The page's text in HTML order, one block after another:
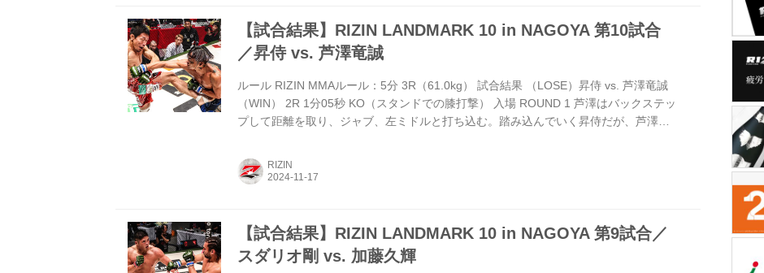
【試合結果】RIZIN LANDMARK 10 in NAGOYA 第10試合
／昇侍 vs. 芦澤竜誠
ルール RIZIN MMAルール：5分 3R（61.0kg） 試合結果 （LOSE）昇侍 vs. 芦澤竜誠
（WIN） 2R 1分05秒 KO（スタンドでの膝打撃） 入場 ROUND 1 芦澤はバックステッ
プして距離を取り、ジャブ、左ミドルと打ち込む。踏み込んでいく昇侍だが、芦澤は
ジャブをかいくぐって芦澤に向かい、左フックを振るう侍。タックルで倒すも、芦澤
はケージ際に下がって立ち上がる。 ROUND 2 芦澤は前に出て右ストレート、右ヒザ
RIZIN
【試合結果】RIZIN LANDMARK 10 in NAGOYA 第9試合／
スダリオ剛 vs. 加藤久輝